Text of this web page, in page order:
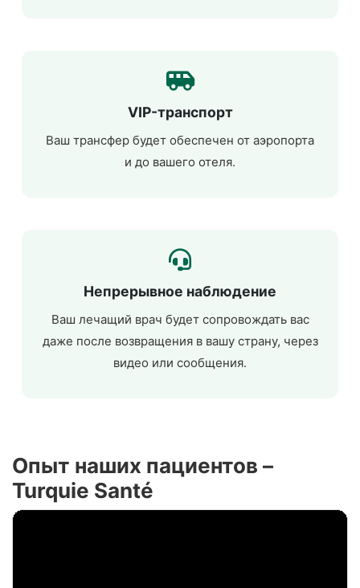
VIP-транспорт
Ваш трансфер будет обеспечен от аэропорта
и до вашего отеля.
Непрерывное наблюдение
Ваш лечащий врач будет сопровождать вас
даже после возвращения в вашу страну, через
видео или сообщения.
Опыт наших пациентов –
Turquie Santé